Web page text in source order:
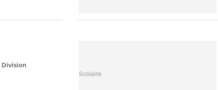
Division
Scolaire